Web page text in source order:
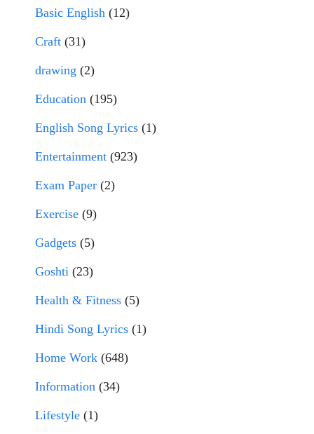
Basic English (12)
Craft (31)
drawing (2)
Education (195)
English Song Lyrics (1)
Entertainment (923)
Exam Paper (2)
Exercise (9)
Gadgets (5)
Goshti (23)
Health & Fitness (5)
Hindi Song Lyrics (1)
Home Work (648)
Information (34)
Lifestyle (1)